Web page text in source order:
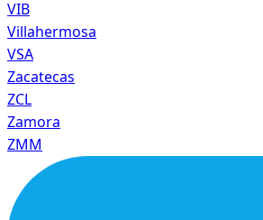
VIB
Villahermosa
VSA
Zacatecas
ZCL
Zamora
ZMM